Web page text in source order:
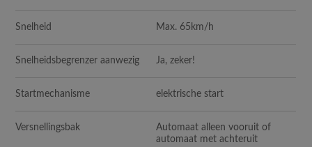
Snelheid Max. 65km/h
Snelheidsbegrenzer aanwezig Ja, zeker!
Startmechanisme elektrische start
Versnellingsbak
Automaat alleen vooruit of
automaat met achteruit